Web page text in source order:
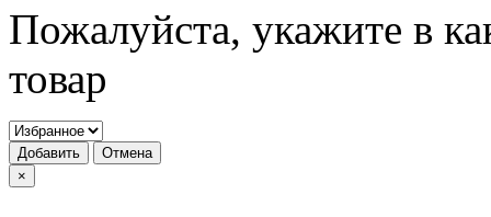
Пожалуйста, укажите в
товар
Добавить
Отмена
×